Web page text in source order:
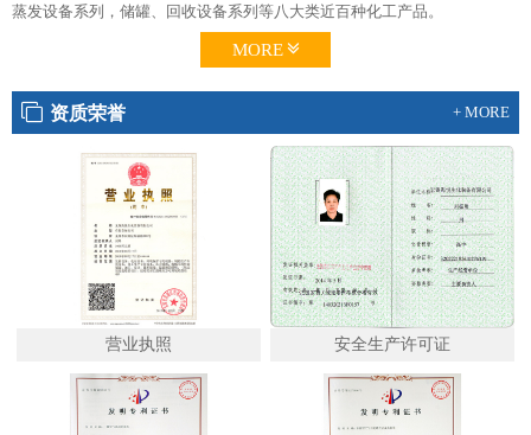
蒸发设备系列，储罐、回收设备系列等八大类近百种化工产品。
MORE
资质荣誉 + MORE
营业执照 安全生产许可证